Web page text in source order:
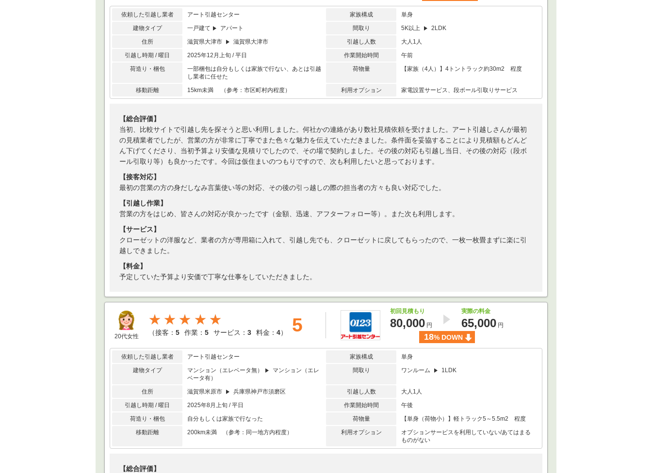
依頼した引越し業者 アート引越センター 家族構成
単身
建物タイプ
一戸建て アパート 間取り 5K以上
2LDK
住所
滋賀県大津市 滋賀県大津市 引越し人数
大人1人
引越し時期 / 曜日
2025年12月上旬 / 平日 作業開始時間
午前
荷造り・梱包
一部梱包は自分もしくは家族で行ない、あとは引越
し業者に任せた
荷物量 【家族（4人）】4トントラック約30m2 程度
移動距離 15km未満 （参考：市区町村内程度） 利用オプション 家電設置サービス、段ボール引取りサービス
【総合評価】
当初、比較サイトで引越し先を探そうと思い利用しました。何社かの連絡があり数社見積依頼を受けました。アート引越しさんが最初
の見積業者でしたが、営業の方が非常に丁寧でまた色々な魅力を伝えていただきました。条件面を妥協することにより見積額もどんど
ん下げてくださり、当初予算より安価な見積りでしたので、その場で契約しました。その後の対応も引越し当日、その後の対応（段ボ
ール引取り等）も良かったです。今回は仮住まいのつもりですので、次も利用したいと思っております。
【接客対応】
最初の営業の方の身だしなみ言葉使い等の対応、その後の引っ越しの際の担当者の方々も良い対応でした。
【引越し作業】
営業の方をはじめ、皆さんの対応が良かったです（金額、迅速、アフターフォロー等）。また次も利用します。
【サービス】
クローゼットの洋服など、業者の方が専用箱に入れて、引越し先でも、クローゼットに戻してもらったので、一枚一枚畳まずに楽に引
越しできました。
【料金】
予定していた予算より安価で丁寧な仕事をしていただきました。
20代女性
★★★★★
（接客： 5 作業： 5 サービス： 3 料金： 4） 5
初回見積もり
80,000 円
実際の料金
65,000 円
18% DOWN
依頼した引越し業者 アート引越センター 家族構成
単身
建物タイプ
マンション（エレベータ無）
マンション（エレ
ベータ有）
間取り ワンルーム 1LDK
住所 滋賀県米原市 兵庫県神戸市須磨区 引越し人数
大人1人
引越し時期 / 曜日
2025年8月上旬 / 平日 作業開始時間
午後
荷造り・梱包
自分もしくは家族で行なった 荷物量
【単身（荷物小）】軽トラック5～5.5m2 程度
移動距離
200km未満 （参考：同一地方内程度） 利用オプション
オプションサービスを利用していない/あてはまる
ものがない
【総合評価】